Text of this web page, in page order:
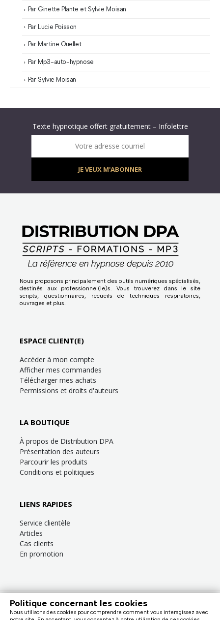
Par Ginette Plante et Sylvie Moisan
Par Lucie Poisson
Par Martine Ouellet
Par Mp3-auto-hypnose
Par Sylvie Moisan
Texte hypnotique offert gratuitement – Infolettre
Infolettre : obtenez un MP3 d’hypnose gratuit !
Votre adresse courriel
JE VEUX M'ABONNER
Nous proposons principalement des outils numériques spécialisés,
destinés aux professionnel(le)s. Vous trouverez dans le site
scripts, questionnaires, recueils de techniques respiratoires,
ouvrages et plus.
ESPACE CLIENT(E)
Accéder à mon compte
Afficher mes commandes
Télécharger mes achats
Permissions et droits d'auteurs
LA BOUTIQUE
À propos de Distribution DPA
Présentation des auteurs
Parcourir les produits
Conditions et politiques
LIENS RAPIDES
Service clientèle
Articles
Cas clients
En promotion
Besoin d’aide?Consultez laFAQ ou la section
Politique concernant les cookies
Nous utilisons des cookies pour comprendre comment vous interagissez avec